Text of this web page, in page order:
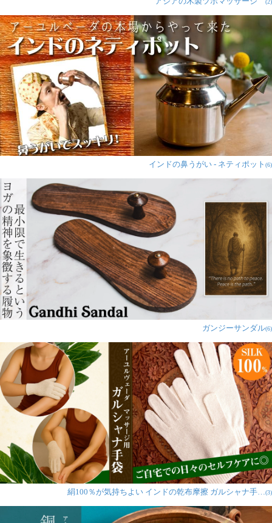
インドの鼻うがい - ネティポット (6)
ガンジーサンダル(6)
絹100％が気持ちよい インドの乾布摩擦 ガルシャナ手…(3)